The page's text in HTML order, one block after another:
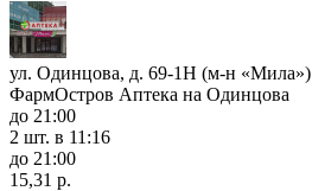
ул. Одинцова, д. 69-1Н (м-н «Мила»)
ФармОстров Аптека на Одинцова
до 21:00
2 шт. в 11:16
до 21:00
15,31 р.